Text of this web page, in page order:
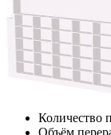
Количество
Объём